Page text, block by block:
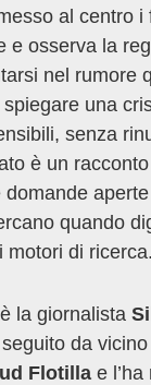
al centro i
e osserva la
nel rumore
spiegare una
senza
è un
domande
quando
motori di ricerca.
la giornalista
da
Flotilla e